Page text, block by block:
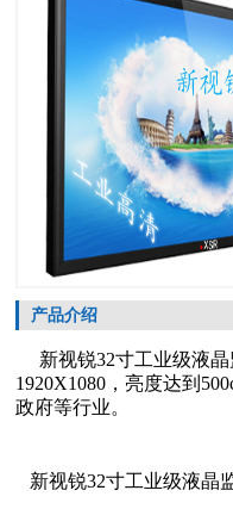
产品介绍
新视锐32寸工业级液晶
1920X1080，亮度达到500
政府等行业。
新视锐32寸工业级液晶